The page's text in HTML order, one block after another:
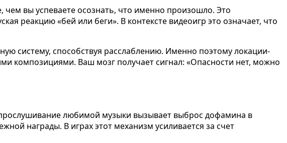
чем вы успеваете осознать, что именно произошло. Это
реакцию «бей или беги». В контексте видеоигр это означает, что
систему, способствуя расслаблению. Именно поэтому локации-
композициями. Ваш мозг получает сигнал: «Опасности нет, можно
любимой музыки вызывает выброс дофамина в
награды. В играх этот механизм усиливается за счет